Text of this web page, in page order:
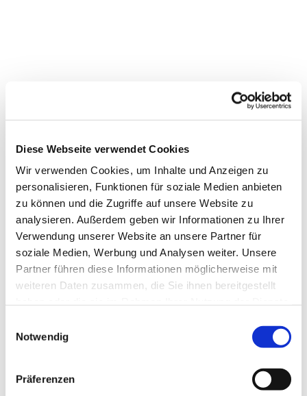
Diese Webseite verwendet Cookies
Wir verwenden Cookies, um Inhalte und Anzeigen zu
personalisieren, Funktionen für soziale Medien anbieten
zu können und die Zugriffe auf unsere Website zu
analysieren. Außerdem geben wir Informationen zu Ihrer
Verwendung unserer Website an unsere Partner für
soziale Medien, Werbung und Analysen weiter. Unsere
Partner führen diese Informationen möglicherweise mit
weiteren Daten zusammen, die Sie ihnen bereitgestellt
Notwendig
Präferenzen
Dies könnte Sie auch
interessieren